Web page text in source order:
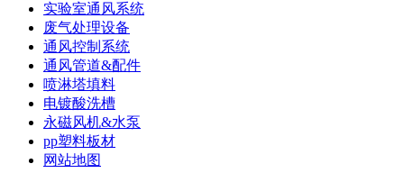
实验室通风系统
废气处理设备
通风控制系统
通风管道&配件
喷淋塔填料
电镀酸洗槽
永磁风机&水泵
pp塑料板材
网站地图